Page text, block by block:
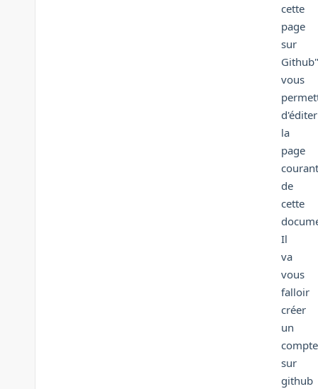
cette
page
sur
Github"
vous
d'éditer
la
page
de
cette
Il
va
vous
falloir
créer
un
compte
sur
github